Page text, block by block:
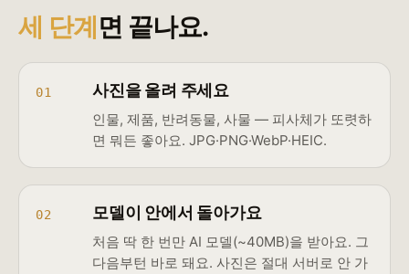
세 단계 면 끝나요.
01 사진을 올려 주세요
인물, 제품, 반려동물, 사물 — 피사체가 또렷하
면 뭐든 좋아요. JPG·PNG·WebP·HEIC.
02 모델이 안에서 돌아가요
처음 딱 한 번만 AI 모델(~40MB)을 받아요. 그
다음부턴 바로 돼요. 사진은 절대 서버로 안 가